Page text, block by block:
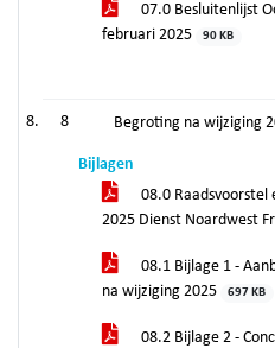
07.0 Besluitenlijst
februari 2025
90 KB
8 Begroting na wijziging
Bijlagen
08.0
2025 Dienst Noardwest
08.1 Bijlage 1 -
na wijziging 2025
697 KB
08.2 Bijlage 2 -